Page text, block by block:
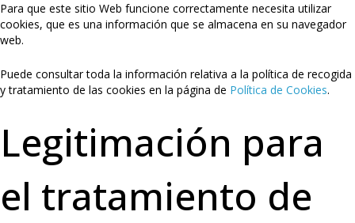
Para que este sitio Web funcione correctamente necesita utilizar
cookies, que es una información que se almacena en su navegador
web.
Puede consultar toda la información relativa a la política de recogida
y tratamiento de las cookies en la página de Política de Cookies.
Legitimación para
el tratamiento de